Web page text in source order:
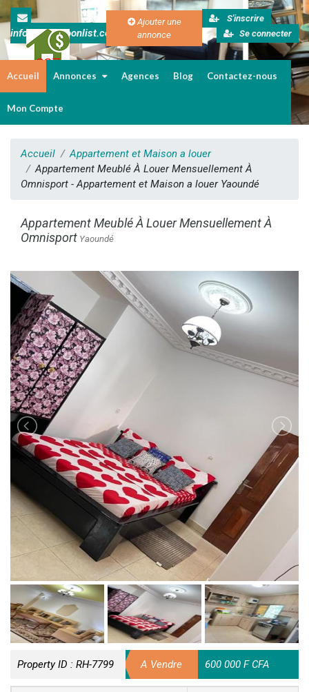
info@cameroonlist.com
Ajouter une
annonce
S'inscrire
Se connecter
Accueil Annonces Agences Blog Contactez-nous
Mon Compte
Accueil
Appartement et Maison a louer
Appartement Meublé À Louer Mensuellement À
Omnisport - Appartement et Maison a louer Yaoundé
Appartement Meublé À Louer Mensuellement À
Omnisport Yaoundé
Property ID : RH-7799 A Vendre 600 000 F CFA